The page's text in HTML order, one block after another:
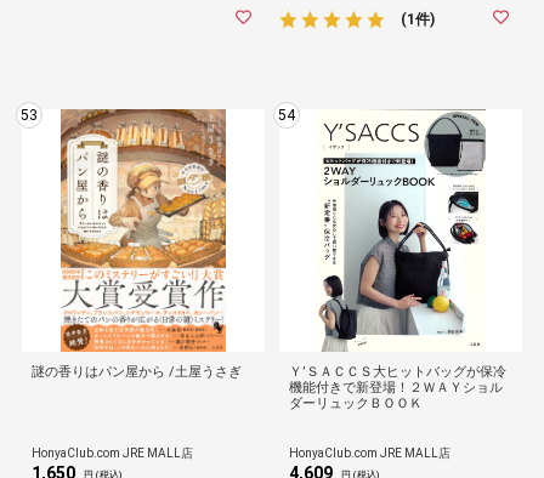
(1件)
53
謎の香りはパン屋から /土屋うさぎ
HonyaClub.com JRE MALL店
1,650 円 (税込)
54
Ｙ’ＳＡＣＣＳ大ヒットバッグが保冷
機能付きで新登場！２ＷＡＹショル
ダーリュックＢＯＯＫ
HonyaClub.com JRE MALL店
4,609 円 (税込)